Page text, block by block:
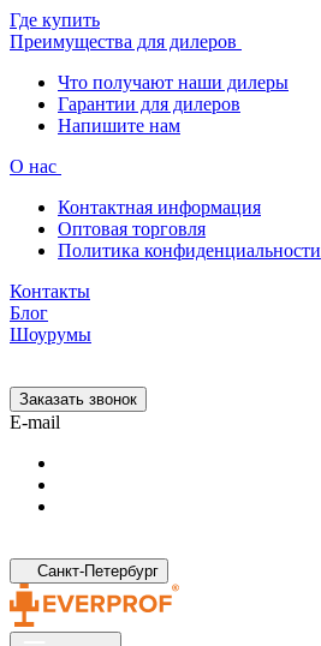
Где купить
Преимущества для дилеров
Что получают наши дилеры
Гарантии для дилеров
Напишите нам
О нас
Контактная информация
Оптовая торговля
Политика конфиденциальности
Контакты
Блог
Шоурумы
Заказать звонок
E-mail
Санкт-Петербург